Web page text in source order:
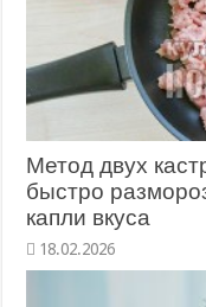
Метод двух
быстро
капли вкуса
18.02.2026